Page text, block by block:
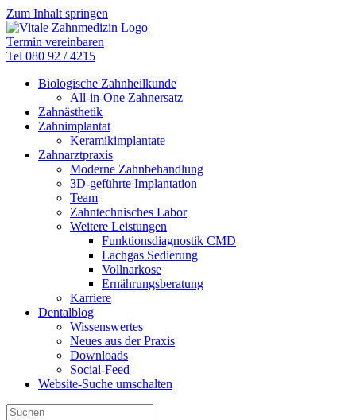
Zum Inhalt springen
Termin vereinbaren
Tel 080 92 / 4215
Biologische Zahnheilkunde
All-in-One Zahnersatz
Zahnästhetik
Zahnimplantat
Keramikimplantate
Zahnarztpraxis
Moderne Zahnbehandlung
3D-geführte Implantation
Team
Zahntechnisches Labor
Weitere Leistungen
Funktionsdiagnostik CMD
Lachgas Sedierung
Vollnarkose
Ernährungsberatung
Karriere
Dentalblog
Wissenswertes
Neues aus der Praxis
Downloads
Social-Feed
Website-Suche umschalten